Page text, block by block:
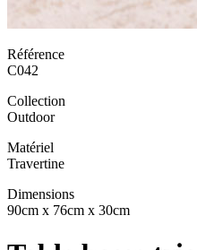
Référence
C042
Collection
Outdoor
Matériel
Travertine
Dimensions
90cm x 76cm x 30cm